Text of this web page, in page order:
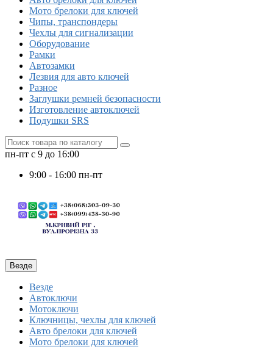
Мото брелоки для ключей
Чипы, транспондеры
Чехлы для сигнализации
Оборудование
Рамки
Автозамки
Лезвия для авто ключей
Разное
Заглушки ремней безопасности
Изготовление автоключей
Подушки SRS
пн-пт с 9 до 16:00
9:00 - 16:00 пн-пт
Везде
Везде
Автоключи
Мотоключи
Ключницы, чехлы для ключей
Авто брелоки для ключей
Мото брелоки для ключей